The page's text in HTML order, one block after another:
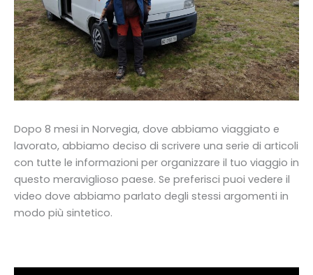
Dopo 8 mesi in Norvegia, dove abbiamo viaggiato e
lavorato, abbiamo deciso di scrivere una serie di articoli
con tutte le informazioni per organizzare il tuo viaggio in
questo meraviglioso paese. Se preferisci puoi vedere il
video dove abbiamo parlato degli stessi argomenti in
modo più sintetico.